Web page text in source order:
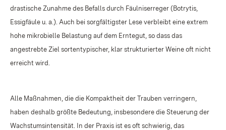
drastische Zunahme des Befalls durch Fäulniserreger (Botrytis,
Essigfäule u. a.). Auch bei sorgfältigster Lese verbleibt eine extrem
hohe mikrobielle Belastung auf dem Erntegut, so dass das
angestrebte Ziel sortentypischer, klar strukturierter Weine oft nicht
erreicht wird.
Alle Maßnahmen, die die Kompaktheit der Trauben verringern,
haben deshalb größte Bedeutung, insbesondere die Steuerung der
Wachstumsintensität. In der Praxis ist es oft schwierig, das